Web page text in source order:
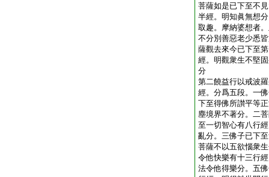
菩薩如是已下至不
半經。明知眞無想
取趣。摩納婆想者
不分別善惡老少悉
薩觀去來今已下至
經。明觀衆生不堅
分
第二饒益行以戒波
經。分爲五段。一
下至得佛所讃平等
塵境界不著分。二
至一切智心有八行
亂分。三佛子已下
菩薩不以五欲惱衆
令他快樂有十三行
法令他得樂分。五